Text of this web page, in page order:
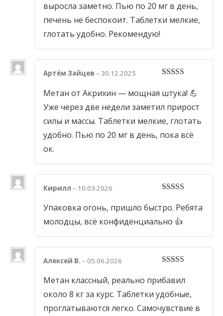
выросла заметно. Пью по 20 мг в день,
печень не беспокоит. Таблетки мелкие,
глотать удобно. Рекомендую!
Артём Зайцев – 30.12.2025
Метан от Акрихин — мощная штука! 💪
Уже через две недели заметил прирост
силы и массы. Таблетки мелкие, глотать
удобно. Пью по 20 мг в день, пока всё
ок.
Кирилл – 10.03.2026
Упаковка огонь, пришло быстро. Ребята
молодцы, всё конфиденциально 👍
Алексей В. – 05.06.2026
Метан классный, реально прибавил
около 8 кг за курс. Таблетки удобные,
проглатываются легко. Самочувствие в